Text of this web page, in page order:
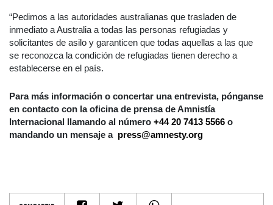
“Pedimos a las autoridades australianas que trasladen de
inmediato a Australia a todas las personas refugiadas y
solicitantes de asilo y garanticen que todas aquellas a las que
se reconozca la condición de refugiadas tienen derecho a
establecerse en el país.
Para más información o concertar una entrevista, pónganse
en contacto con la oficina de prensa de Amnistía
Internacional llamando al número +44 20 7413 5566 o
mandando un mensaje a press@amnesty.org